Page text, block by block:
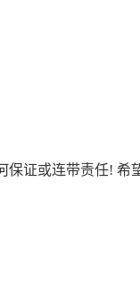
证或连带责任! 希